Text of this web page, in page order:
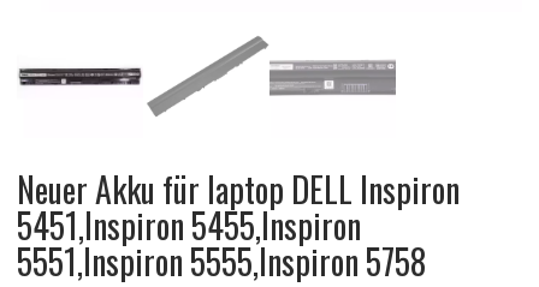
Neuer Akku für laptop DELL Inspiron
5451,Inspiron 5455,Inspiron
5551,Inspiron 5555,Inspiron 5758